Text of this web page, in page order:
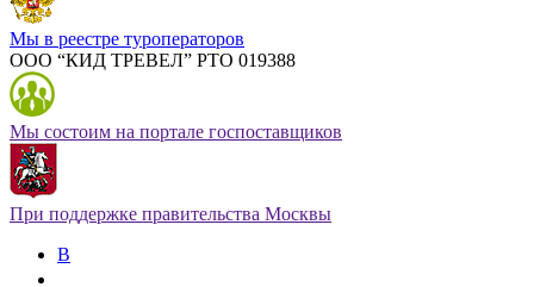
Мы в реестре туроператоров
ООО “КИД ТРЕВЕЛ” РТО 019388
Мы состоим на портале госпоставщиков
При поддержке правительства Москвы
В